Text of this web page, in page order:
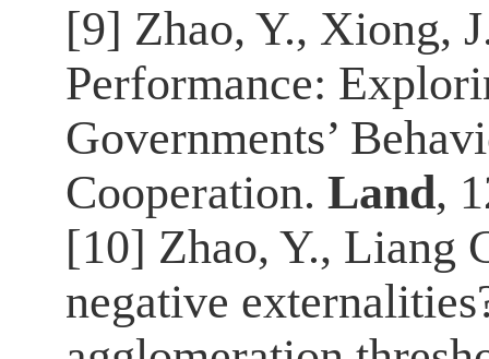
[9] Zhao, Y., Xiong,
Performance:
Governments’
Cooperation. Land,
[10] Zhao, Y., Liang
negative